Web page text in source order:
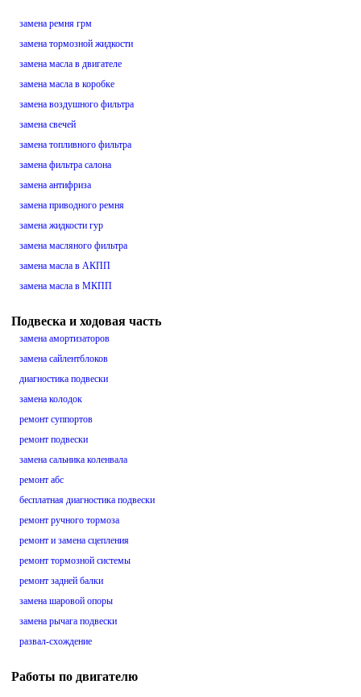
замена ремня грм
замена тормозной жидкости
замена масла в двигателе
замена масла в коробке
замена воздушного фильтра
замена свечей
замена топливного фильтра
замена фильтра салона
замена антифриза
замена приводного ремня
замена жидкости гур
замена масляного фильтра
замена масла в АКПП
замена масла в МКПП
Подвеска и ходовая часть
замена амортизаторов
замена сайлентблоков
диагностика подвески
замена колодок
ремонт суппортов
ремонт подвески
замена сальника коленвала
ремонт абс
бесплатная диагностика подвески
ремонт ручного тормоза
ремонт и замена сцепления
ремонт тормозной системы
ремонт задней балки
замена шаровой опоры
замена рычага подвески
развал-схождение
Работы по двигателю